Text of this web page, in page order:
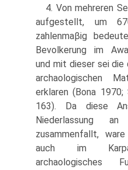
4. Von mehreren
aufgestellt, um
zahlenmaβig
Bevolkerung im
und mit dieser sei die
archaologischen
erklaren (Bona 1970;
163). Da diese
Niederlassung
zusammenfallt,
auch im
archaologisches